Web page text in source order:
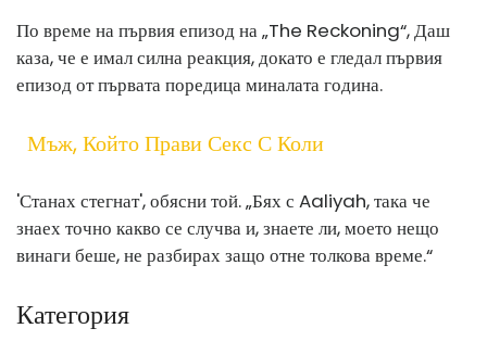
По време на първия епизод на „The Reckoning“, Даш
каза, че е имал силна реакция, докато е гледал първия
епизод от първата поредица миналата година.
Мъж, Който Прави Секс С Коли
'Станах стегнат', обясни той. „Бях с Aaliyah, така че
знаех точно какво се случва и, знаете ли, моето нещо
винаги беше, не разбирах защо отне толкова време.“
Категория